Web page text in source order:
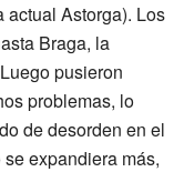
actual Astorga). Los
Braga, la
pusieron
problemas, lo
de desorden en el
expandiera más,